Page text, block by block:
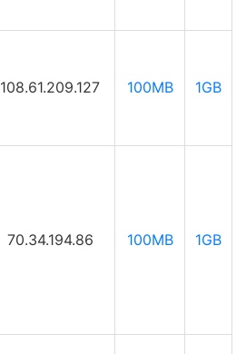
108.61.209.127 100MB 1GB
70.34.194.86 100MB 1GB